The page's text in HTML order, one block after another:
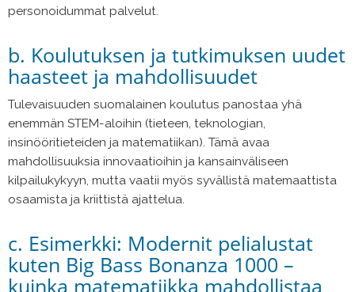
personoidummat palvelut.
b. Koulutuksen ja tutkimuksen uudet
haasteet ja mahdollisuudet
Tulevaisuuden suomalainen koulutus panostaa yhä
enemmän STEM-aloihin (tieteen, teknologian,
insinööritieteiden ja matematiikan). Tämä avaa
mahdollisuuksia innovaatioihin ja kansainväliseen
kilpailukykyyn, mutta vaatii myös syvällistä matemaattista
osaamista ja kriittistä ajattelua.
c. Esimerkki: Modernit pelialustat
kuten Big Bass Bonanza 1000 –
kuinka matematiikka mahdollistaa